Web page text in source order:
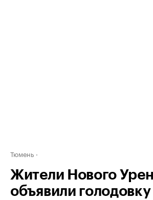
Тюмень
Жители Нового
объявили